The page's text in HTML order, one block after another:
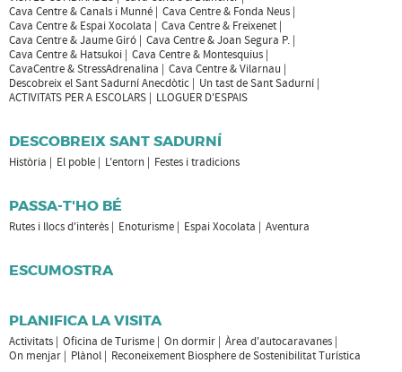
Cava Centre & Canals i Munné
Cava Centre & Fonda Neus
Cava Centre & Espai Xocolata
Cava Centre & Freixenet
Cava Centre & Jaume Giró
Cava Centre & Joan Segura P.
Cava Centre & Hatsukoi
Cava Centre & Montesquius
CavaCentre & StressAdrenalina
Cava Centre & Vilarnau
Descobreix el Sant Sadurní Anecdòtic
Un tast de Sant Sadurní
ACTIVITATS PER A ESCOLARS
LLOGUER D'ESPAIS
DESCOBREIX SANT SADURNÍ
Història El poble L'entorn Festes i tradicions
PASSA-T'HO BÉ
Rutes i llocs d'interès Enoturisme Espai Xocolata Aventura
ESCUMOSTRA
PLANIFICA LA VISITA
Activitats Oficina de Turisme On dormir
Àrea d'autocaravanes
On menjar
Plànol Reconeixement Biosphere de Sostenibilitat Turística